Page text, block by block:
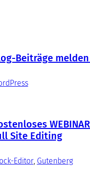
Beiträge
Site Editing
Editor, Gutenberg